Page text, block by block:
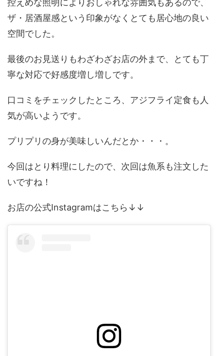
控えめな照明によりおしゃれな雰囲気もあるので、
ザ・居酒屋感という印象がなくとても居心地の良い
空間でした。
最後のお見送りもわざわざお店の外まで、とても丁
寧な対応で好感度増し増しです。
口コミをチェックしたところ、アジフライ定食も人
気が高いようです。
プリプリの身が美味しいんだとか・・・。
今回はとり料理にしたので、次回は魚系も注文した
いですね！
お店の公式Instagramはこちら↓↓